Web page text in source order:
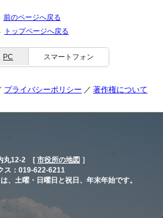
前のページへ戻る
トップページへ戻る
PC スマートフォン
プライバシーポリシー 著作権について
丸12-2 [ 市役所の地図 ］
ス：019-622-6211
、土曜・日曜日と祝日、年末年始です。